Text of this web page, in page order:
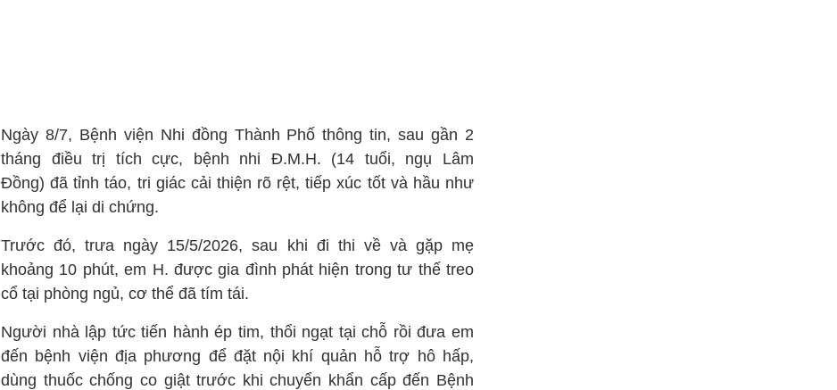
Ngày 8/7, Bệnh viện Nhi đồng Thành Phố thông tin, sau gần 2
tháng điều trị tích cực, bệnh nhi Đ.M.H. (14 tuổi, ngụ Lâm
Đồng) đã tỉnh táo, tri giác cải thiện rõ rệt, tiếp xúc tốt và hầu như
không để lại di chứng.
Trước đó, trưa ngày 15/5/2026, sau khi đi thi về và gặp mẹ
khoảng 10 phút, em H. được gia đình phát hiện trong tư thế treo
cổ tại phòng ngủ, cơ thể đã tím tái.
Người nhà lập tức tiến hành ép tim, thổi ngạt tại chỗ rồi đưa em
đến bệnh viện địa phương để đặt nội khí quản hỗ trợ hô hấp,
dùng thuốc chống co giật trước khi chuyển khẩn cấp đến Bệnh